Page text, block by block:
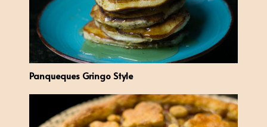
Panqueques Gringo Style